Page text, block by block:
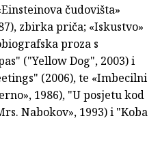
čudovišta»
zbirka priča; «Iskustvo»
proza s
("Yellow Dog", 2003) i
(2006), te «Imbecilni
1986), "U posjetu kod
Nabokov», 1993) i "Koba